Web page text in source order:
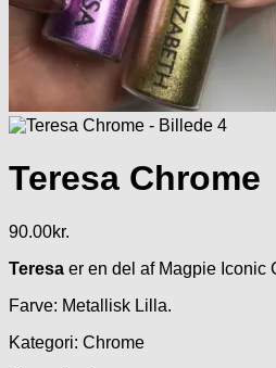
Teresa Chrome
90.00kr.
Teresa er en del af Magpie Iconic
Farve: Metallisk Lilla.
Kategori: Chrome